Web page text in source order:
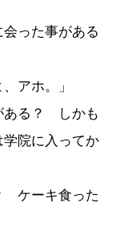
会った事がある
アホ。」
る？ しかも
院に入ってか
ケーキ食った